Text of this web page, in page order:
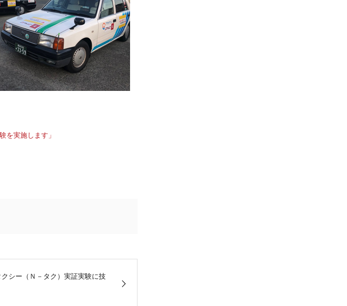
を実施します」
シー（Ｎ－タク）実証実験に技